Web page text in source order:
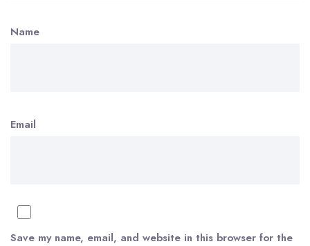
Name
Email
Save my name, email, and website in this browser for the